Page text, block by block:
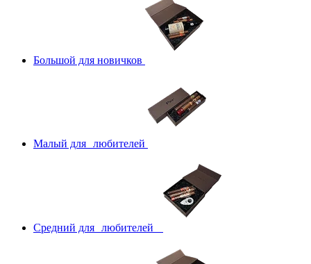
Большой для новичков
Малый для любителей
Средний для любителей